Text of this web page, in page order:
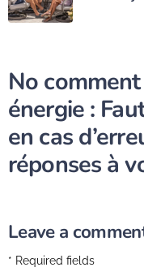
No
énergie :
en cas
réponses à
Leave a
* Required fields